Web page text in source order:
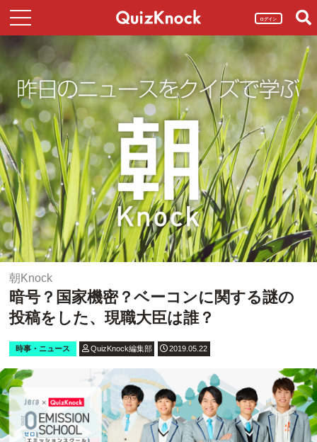
ログイン
朝Knock
暗号？国家機密？ベーコンに関する謎の
投稿をした、現職大臣は誰？
時事・ニュース QuizKnock編集部 2019.05.22